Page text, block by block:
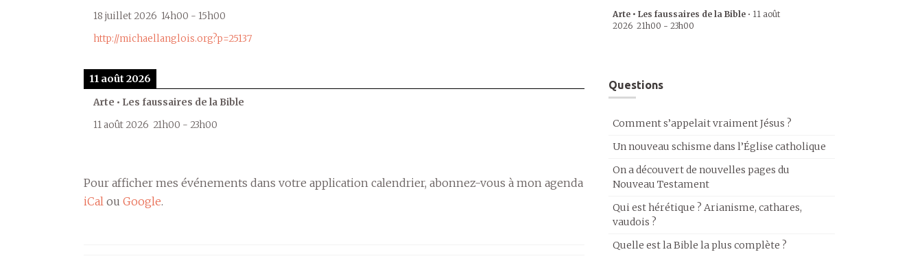
18 juillet 2026 14h00 - 15h00
http://michaellanglois.org?p=25137
11 août 2026
Arte • Les faussaires de la Bible
11 août 2026 21h00 - 23h00
Pour afficher mes événements dans votre application calendrier, abonnez-vous à mon agenda
iCal ou Google.
Arte • Les faussaires de la Bible • 11 août
2026 21h00 - 23h00
Questions
Comment s’appelait vraiment Jésus ?
Un nouveau schisme dans l’Église catholique
On a découvert de nouvelles pages du
Nouveau Testament
Qui est hérétique ? Arianisme, cathares,
vaudois ?
Quelle est la Bible la plus complète ?